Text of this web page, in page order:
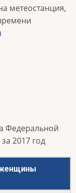
метеостанция,
Федеральной
2017 год